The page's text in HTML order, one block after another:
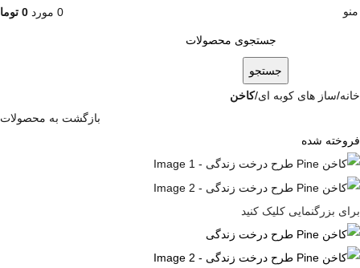
منو 0 مورد 0
جستجو
خانه ساز های کوبه ای کاخن
بازگشت به محصولات
فروخته شده
برای بزرگنمایی کلیک کنید